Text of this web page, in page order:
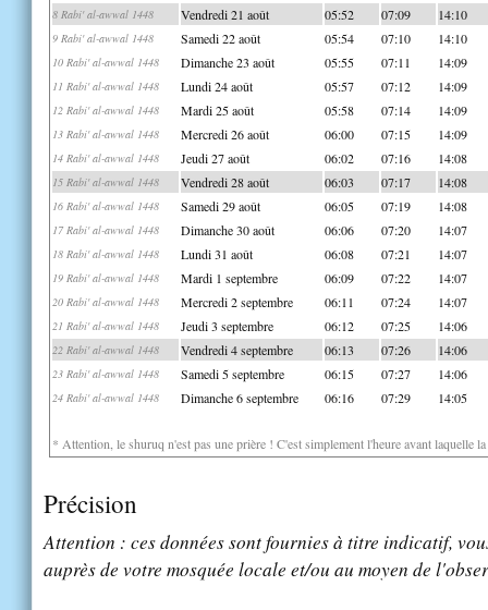
8 Rabi' al-awwal 1448 Vendredi 21 août 05:52 07:09 14:10
9 Rabi' al-awwal 1448 Samedi 22 août 05:54 07:10 14:10
10 Rabi' al-awwal 1448 Dimanche 23 août 05:55 07:11 14:09
11 Rabi' al-awwal 1448 Lundi 24 août 05:57 07:12 14:09
12 Rabi' al-awwal 1448 Mardi 25 août 05:58 07:14 14:09
13 Rabi' al-awwal 1448 Mercredi 26 août 06:00 07:15 14:09
14 Rabi' al-awwal 1448 Jeudi 27 août 06:02 07:16 14:08
15 Rabi' al-awwal 1448 Vendredi 28 août 06:03 07:17 14:08
16 Rabi' al-awwal 1448 Samedi 29 août 06:05 07:19 14:08
17 Rabi' al-awwal 1448 Dimanche 30 août 06:06 07:20 14:07
18 Rabi' al-awwal 1448 Lundi 31 août 06:08 07:21 14:07
19 Rabi' al-awwal 1448 Mardi 1 septembre 06:09 07:22 14:07
20 Rabi' al-awwal 1448 Mercredi 2 septembre 06:11 07:24 14:07
21 Rabi' al-awwal 1448 Jeudi 3 septembre 06:12 07:25 14:06
22 Rabi' al-awwal 1448 Vendredi 4 septembre 06:13 07:26 14:06
23 Rabi' al-awwal 1448 Samedi 5 septembre 06:15 07:27 14:06
24 Rabi' al-awwal 1448 Dimanche 6 septembre 06:16 07:29 14:05
* Attention, le shuruq n'est pas une prière ! C'est simplement l'heure avant laquelle
Précision
Attention : ces données sont fournies à titre indicatif,
auprès de votre mosquée locale et/ou au moyen de